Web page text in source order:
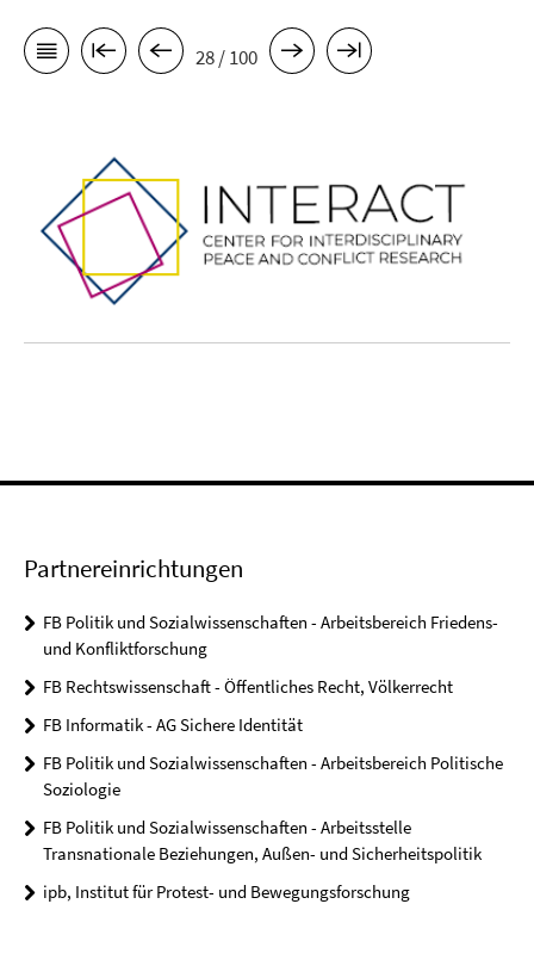
28 / 100
Partnereinrichtungen
FB Politik und Sozialwissenschaften - Arbeitsbereich Friedens-
und Konfliktforschung
FB Rechtswissenschaft - Öffentliches Recht, Völkerrecht
FB Informatik - AG Sichere Identität
FB Politik und Sozialwissenschaften - Arbeitsbereich Politische
Soziologie
FB Politik und Sozialwissenschaften - Arbeitsstelle
Transnationale Beziehungen, Außen- und Sicherheitspolitik
ipb, Institut für Protest- und Bewegungsforschung